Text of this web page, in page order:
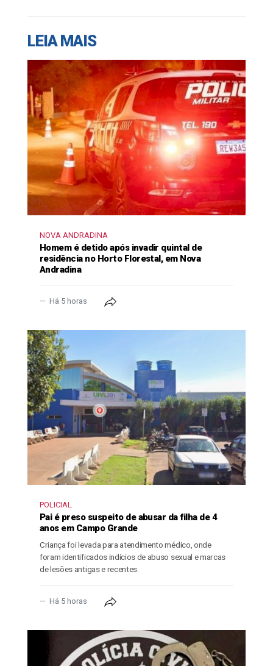
LEIA MAIS
NOVA ANDRADINA
Homem é detido após invadir quintal de
residência no Horto Florestal, em Nova
Andradina
Há 5 horas
POLICIAL
Pai é preso suspeito de abusar da filha de 4
anos em Campo Grande
Criança foi levada para atendimento médico, onde
foram identificados indícios de abuso sexual e marcas
de lesões antigas e recentes.
Há 5 horas